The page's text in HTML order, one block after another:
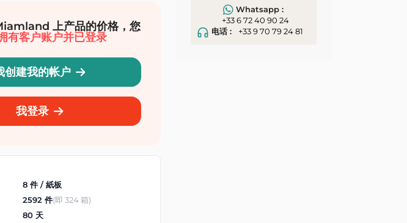
上产品的价格，您
有客户账户并已登录
创建我的帐户
我登录
8 件 / 紙板
2592 件(即 324 箱)
80 天
Whatsapp :
+33 6 72 40 90 24
电话 :
+33 9 70 79 24 81